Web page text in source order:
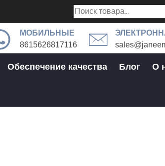
МОБИЛЬНЫЕ
8615626817116
Обеспечение качества Блог О